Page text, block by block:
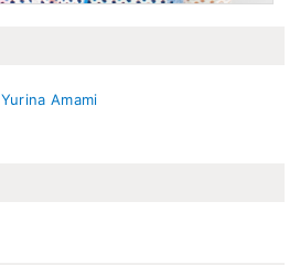
Yurina Amami